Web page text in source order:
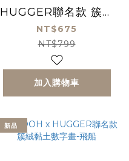
HUGGER聯名款 簇絨
黏土數字畫-獨角獸
NT$675
NT$799
加入購物車
新品